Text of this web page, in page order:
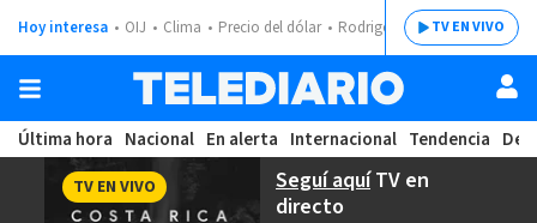
Hoy interesa OIJ Clima Precio del dólar Rodrigo ChavesTV EN VIVO
Última hora Nacional En alerta Internacional Tendencia
Seguí aquíTV en
directo
TV EN VIVO